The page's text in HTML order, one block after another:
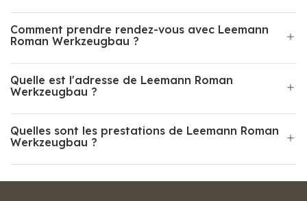
Comment prendre rendez-vous avec Leemann
Roman Werkzeugbau ?
Quelle est l'adresse de Leemann Roman
Werkzeugbau ?
Quelles sont les prestations de Leemann Roman
Werkzeugbau ?